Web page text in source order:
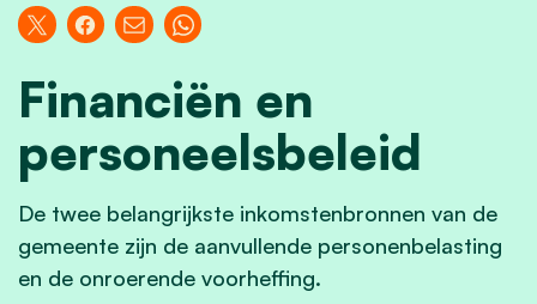
Financiën en
personeelsbeleid
De twee belangrijkste inkomstenbronnen van de
gemeente zijn de aanvullende personenbelasting
en de onroerende voorheffing.